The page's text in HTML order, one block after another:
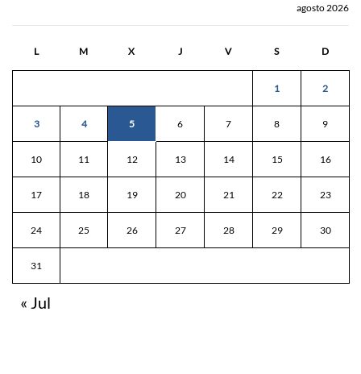
agosto 2026
L M X J V S D
1 2
3 4 5 6 7 8 9
10 11 12 13 14 15 16
17 18 19 20 21 22 23
24 25 26 27 28 29 30
31
« Jul